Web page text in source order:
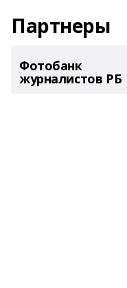
Партнеры
Фотобанк
журналистов РБ